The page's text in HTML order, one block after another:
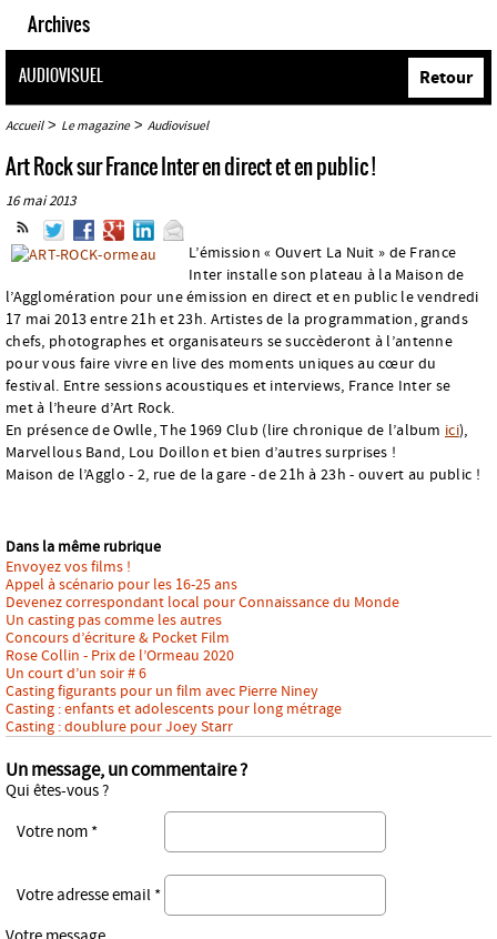
Archives
AUDIOVISUEL
Accueil> Le magazine> Audiovisuel
Retour
Art Rock sur France Inter en direct et en public !
16 mai 2013
L’émission « Ouvert La Nuit » de France
Inter installe son plateau à la Maison de
l’Agglomération pour une émission en direct et en public le vendredi
17 mai 2013 entre 21h et 23h. Artistes de la programmation, grands
chefs, photographes et organisateurs se succèderont à l’antenne
pour vous faire vivre en live des moments uniques au cœur du
festival. Entre sessions acoustiques et interviews, France Inter se
met à l’heure d’Art Rock.
En présence de Owlle, The 1969 Club (lire chronique de l’album ici),
Marvellous Band, Lou Doillon et bien d’autres surprises !
Maison de l’Agglo - 2, rue de la gare - de 21h à 23h - ouvert au public !
Dans la même rubrique
Envoyez vos films !
Appel à scénario pour les 16-25 ans
Devenez correspondant local pour Connaissance du Monde
Un casting pas comme les autres
Concours d’écriture & Pocket Film
Rose Collin - Prix de l’Ormeau 2020
Un court d’un soir # 6
Casting figurants pour un film avec Pierre Niney
Casting : enfants et adolescents pour long métrage
Casting : doublure pour Joey Starr
Un message, un commentaire ?
Qui êtes-vous ?
Votre nom *
Votre adresse email *